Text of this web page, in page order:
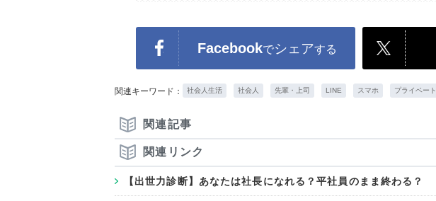
Facebookでシェアする
関連キーワード： 社会人生活 社会人 先輩・上司 LINE スマホ プライベート
関連記事
関連リンク
【出世力診断】あなたは社長になれる？平社員のまま終わる？